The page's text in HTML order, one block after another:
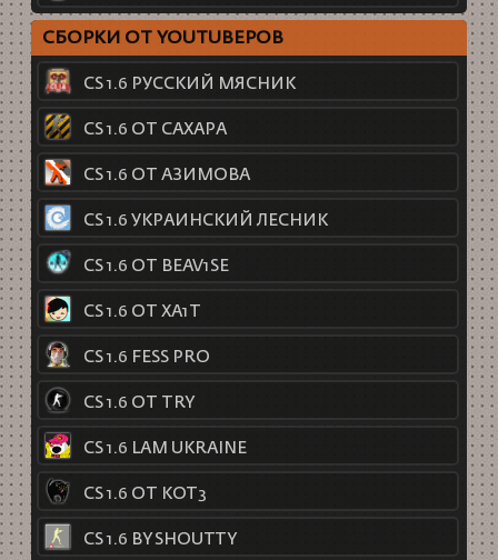
СБОРКИ ОТ YOUTUBEРОВ
CS 1.6 РУССКИЙ МЯСНИК
CS 1.6 ОТ САХАРА
CS 1.6 ОТ АЗИМОВА
CS 1.6 УКРАИНСКИЙ ЛЕСНИК
CS 1.6 ОТ BEAV1SE
CS 1.6 ОТ XA1T
CS 1.6 FESS PRO
CS 1.6 ОТ TRY
CS 1.6 LAM UKRAINE
CS 1.6 ОТ KOT3
CS 1.6 BY SHOUTTY